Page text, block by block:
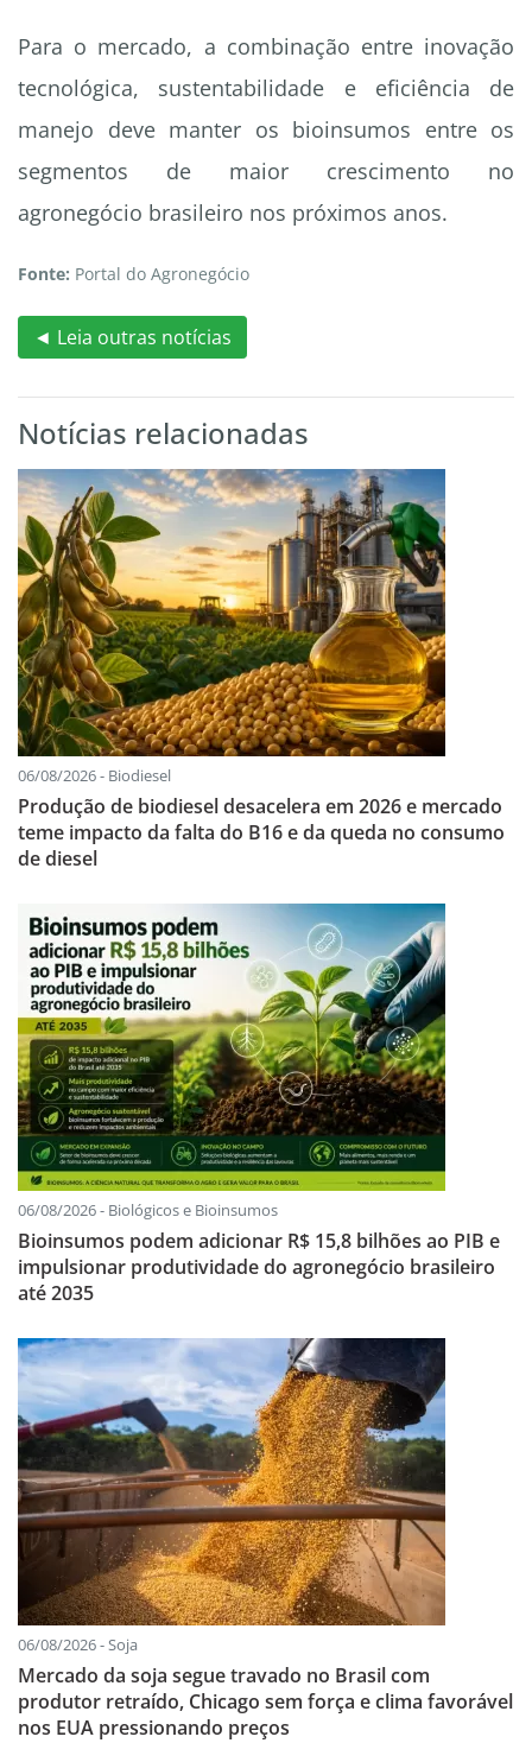
Para o mercado, a combinação entre inovação
tecnológica, sustentabilidade e eficiência de
manejo deve manter os bioinsumos entre os
segmentos de maior crescimento no
agronegócio brasileiro nos próximos anos.
Fonte: Portal do Agronegócio
◄ Leia outras notícias
Notícias relacionadas
06/08/2026 - Biodiesel
Produção de biodiesel desacelera em 2026 e mercado
teme impacto da falta do B16 e da queda no consumo
de diesel
06/08/2026 - Biológicos e Bioinsumos
Bioinsumos podem adicionar R$ 15,8 bilhões ao PIB e
impulsionar produtividade do agronegócio brasileiro
até 2035
06/08/2026 - Soja
Mercado da soja segue travado no Brasil com
produtor retraído, Chicago sem força e clima favorável
nos EUA pressionando preços